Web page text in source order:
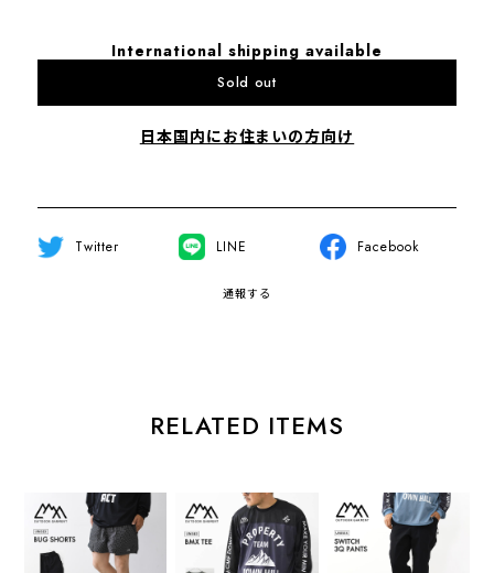
International shipping available
Sold out
日本国内にお住まいの方向け
Twitter LINE Facebook
通報する
RELATED ITEMS